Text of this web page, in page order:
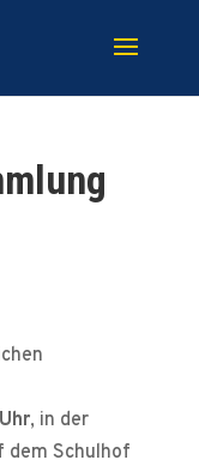
, in der
dem Schulhof